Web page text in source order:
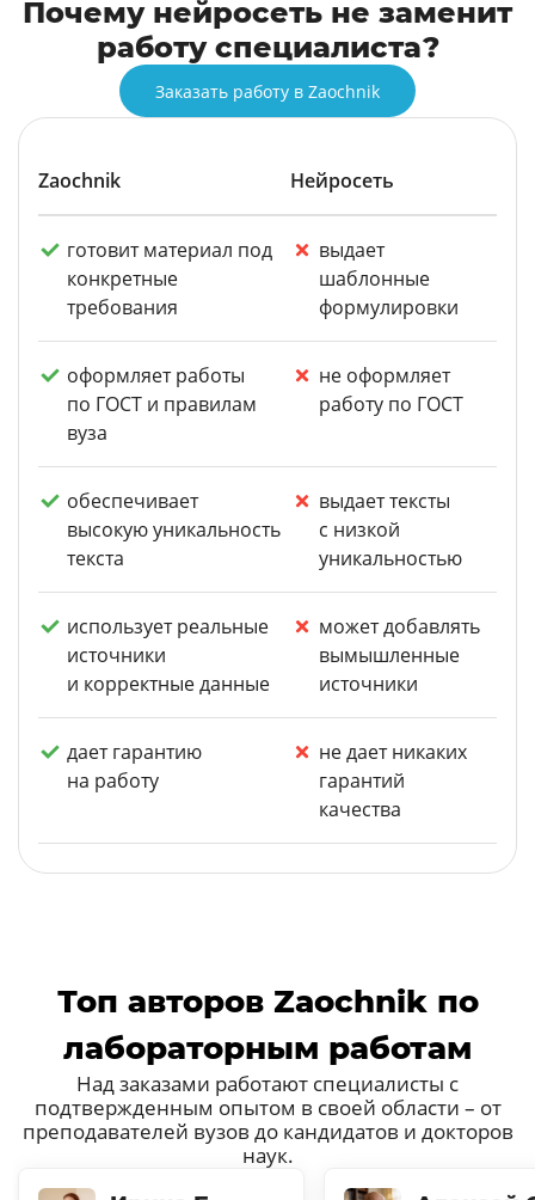
Почему нейросеть не заменит
работу специалиста?
Заказать работу в Zaochnik
Zaochnik Нейросеть
готовит материал под
конкретные
требования
выдает
шаблонные
формулировки
оформляет работы
по ГОСТ и правилам
вуза
не оформляет
работу по ГОСТ
обеспечивает
высокую уникальность
текста
выдает тексты
с низкой
уникальностью
использует реальные
источники
и корректные данные
может добавлять
вымышленные
источники
дает гарантию
на работу
не дает никаких
гарантий
качества
Топ авторов Zaochnik по
лабораторным работам
Над заказами работают специалисты с
подтвержденным опытом в своей области – от
преподавателей вузов до кандидатов и докторов
наук.